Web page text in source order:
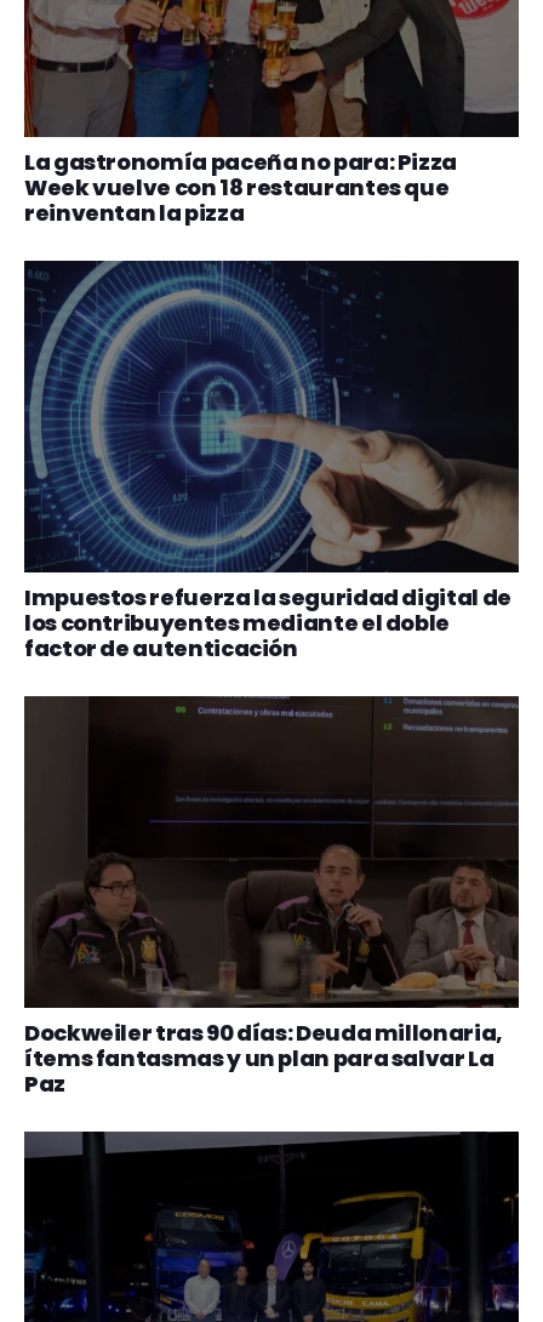
La gastronomía paceña no para: Pizza
Week vuelve con 18 restaurantes que
reinventan la pizza
Impuestos refuerza la seguridad digital de
los contribuyentes mediante el doble
factor de autenticación
Dockweiler tras 90 días: Deuda millonaria,
ítems fantasmas y un plan para salvar La
Paz